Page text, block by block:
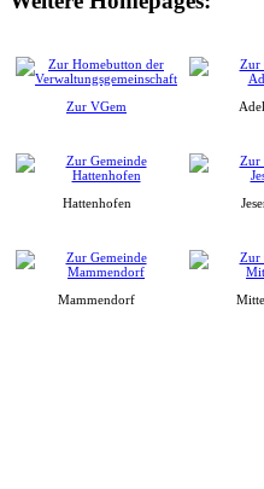
Zur VGem
Hattenhofen
Mammendorf